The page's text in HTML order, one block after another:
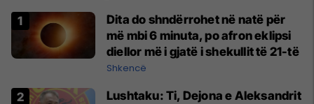
Dita do shndërrohet në natë për
më mbi 6 minuta, po afron eklipsi
diellor më i gjatë i shekullit të 21-të
Shkencë
Lushtaku: Ti, Dejona e Aleksandrit